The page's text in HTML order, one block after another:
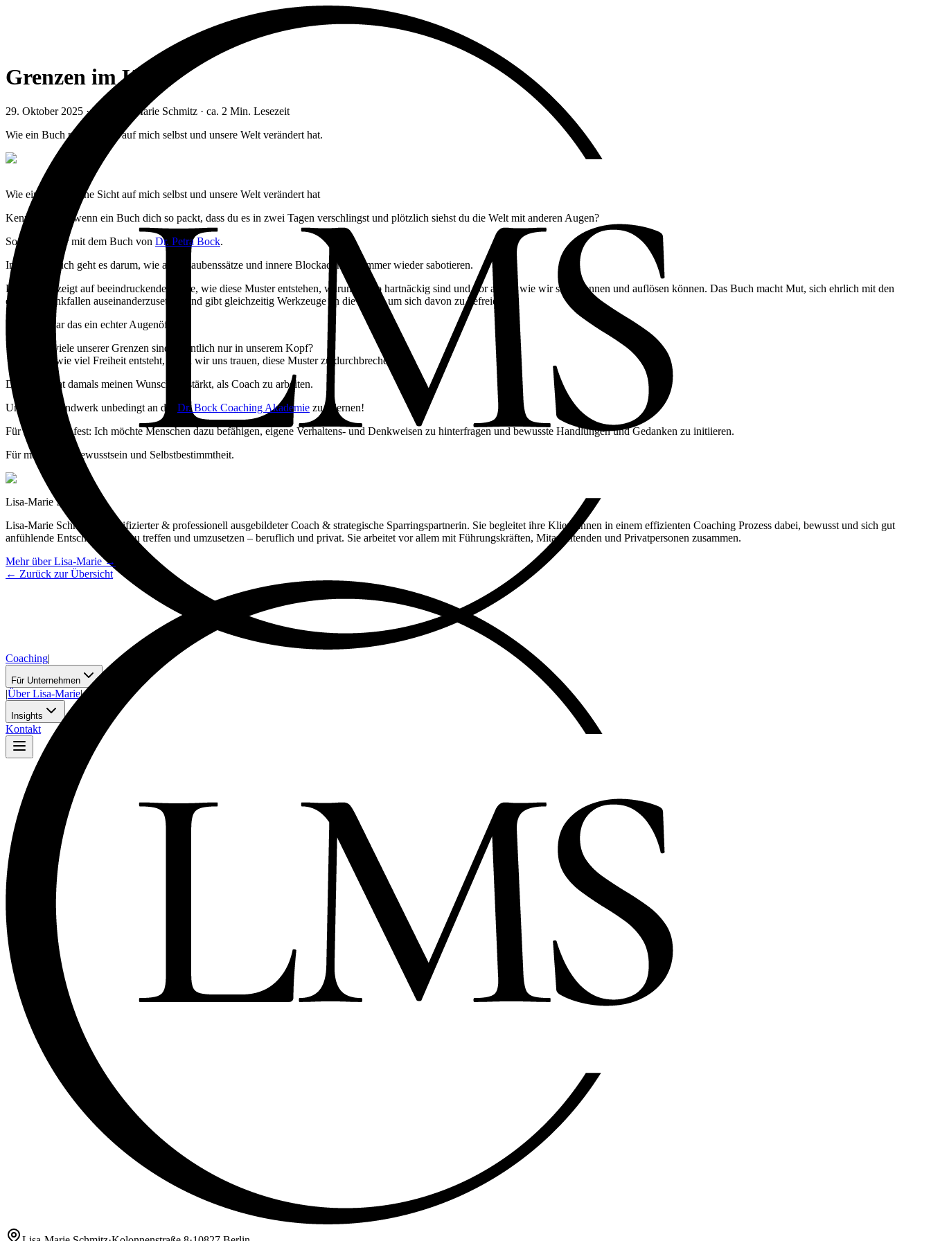
Coaching|
Für Unternehmen
|Über Lisa-Marie|
Insights
Kontakt
Grenzen im Kopf
29. Oktober 2025 · von Lisa-Marie Schmitz · ca. 2 Min. Lesezeit
Wie ein Buch meine Sicht auf mich selbst und unsere Welt verändert hat.
Wie ein Buch meine Sicht auf mich selbst und unsere Welt verändert hat
Kennst du das, wenn ein Buch dich so packt, dass du es in zwei Tagen verschlingst und plötzlich siehst du die Welt mit anderen Augen?
So ging es mir mit dem Buch von Dr. Petra Bock.
In diesem Buch geht es darum, wie alte Glaubenssätze und innere Blockaden uns immer wieder sabotieren.
Petra Bock zeigt auf beeindruckende Weise, wie diese Muster entstehen, warum sie so hartnäckig sind und vor allem: wie wir sie erkennen und auflösen können. Das Buch macht Mut, sich ehrlich mit den
eigenen Denkfallen auseinanderzusetzen und gibt gleichzeitig Werkzeuge an die Hand, um sich davon zu befreien.
Für mich war das ein echter Augenöffner:
Wie viele unserer Grenzen sind eigentlich nur in unserem Kopf?
Und wie viel Freiheit entsteht, wenn wir uns trauen, diese Muster zu durchbrechen?
Das Buch hat damals meinen Wunsch verstärkt, als Coach zu arbeiten.
Und mein Handwerk unbedingt an der Dr. Bock Coaching Akademie zu erlernen!
Für mich stand fest: Ich möchte Menschen dazu befähigen, eigene Verhaltens- und Denkweisen zu hinterfragen und bewusste Handlungen und Gedanken zu initiieren.
Für mehr Selbstbewusstsein und Selbstbestimmtheit.
Lisa-Marie Schmitz
Lisa-Marie Schmitz ist zertifizierter & professionell ausgebildeter Coach & strategische Sparringspartnerin. Sie begleitet ihre Klient:innen in einem effizienten Coaching Prozess dabei, bewusst und sich gut
anfühlende Entscheidungen zu treffen und umzusetzen – beruflich und privat. Sie arbeitet vor allem mit Führungskräften, Mitarbeitenden und Privatpersonen zusammen.
Mehr über Lisa-Marie →
← Zurück zur Übersicht